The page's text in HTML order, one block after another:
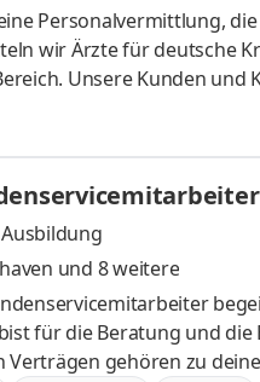
Personalvermittlung,
wir Ärzte für deutsche
Unsere Kunden
in den
(m/w/d) Fachrichtung:
Zeitpunkt
Erlebnisprax
und 8 weitere
gehören zu